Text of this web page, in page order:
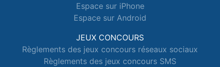
Espace sur iPhone
Espace sur Android
JEUX CONCOURS
Règlements des jeux concours réseaux sociaux
Règlements des jeux concours SMS